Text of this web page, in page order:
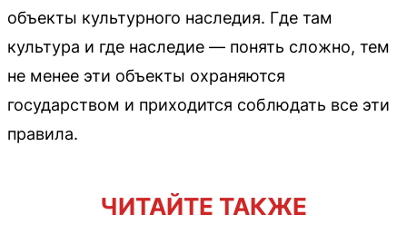
объекты культурного наследия. Где там
культура и где наследие — понять сложно, тем
не менее эти объекты охраняются
государством и приходится соблюдать все эти
правила.
ЧИТАЙТЕ ТАКЖЕ